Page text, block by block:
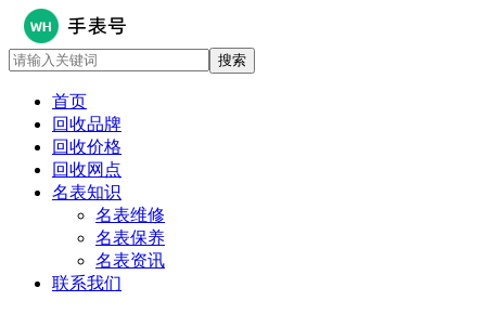
首页
回收品牌
回收价格
回收网点
名表知识
名表维修
名表保养
名表资讯
联系我们